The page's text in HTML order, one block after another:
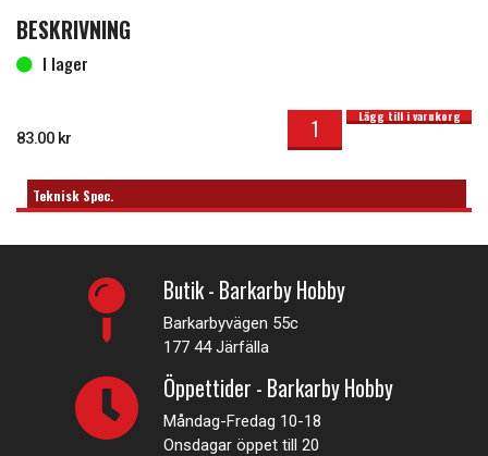
BESKRIVNING
I lager
83.00 kr
I lager
SWORKz Center Drive Shaft Longer Chassis 92mm mängd Lägg till i varukorg
Teknisk Spec.
Butik - Barkarby Hobby
Barkarbyvägen 55c
177 44 Järfälla
Öppettider - Barkarby Hobby
Måndag-Fredag 10-18
Onsdagar öppet till 20